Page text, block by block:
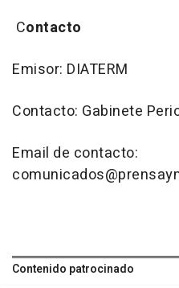
Contacto
Emisor: DIATERM
Contacto: Gabinete
Email de contacto:
Contenido patrocinado